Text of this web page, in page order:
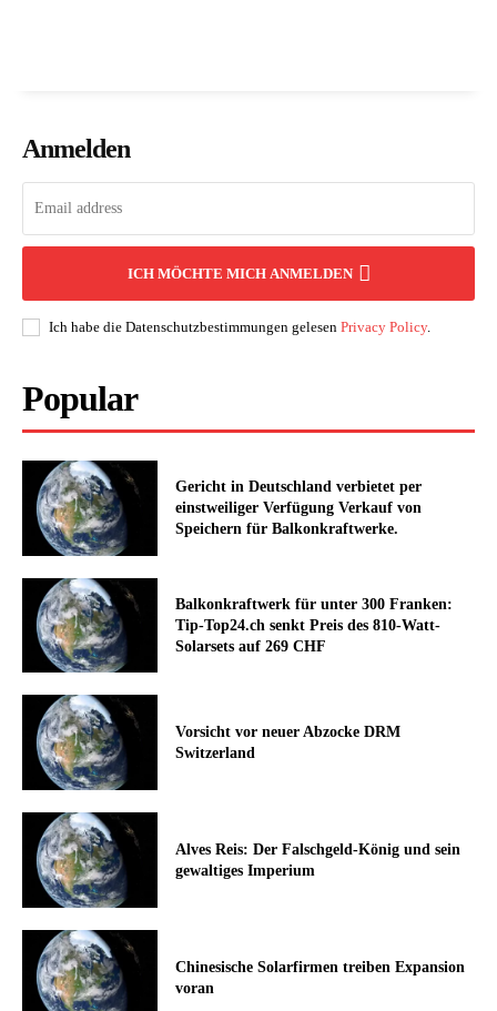
Anmelden
ICH MÖCHTE MICH ANMELDEN
Ich habe die Datenschutzbestimmungen gelesen Privacy Policy.
Popular
Gericht in Deutschland verbietet per
einstweiliger Verfügung Verkauf von
Speichern für Balkonkraftwerke.
Balkonkraftwerk für unter 300 Franken:
Tip-Top24.ch senkt Preis des 810-Watt-
Solarsets auf 269 CHF
Vorsicht vor neuer Abzocke DRM
Switzerland
Alves Reis: Der Falschgeld-König und sein
gewaltiges Imperium
Chinesische Solarfirmen treiben Expansion
voran